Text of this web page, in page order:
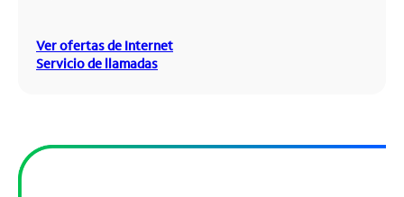
Ver ofertas de Internet
Servicio de llamadas